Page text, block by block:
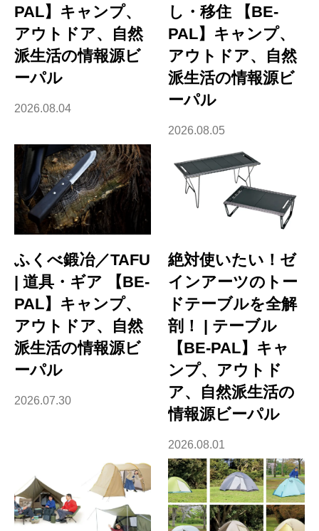
PAL】キャンプ、
アウトドア、自然
派生活の情報源ビ
ーパル
2026.08.04
し・移住 【BE-
PAL】キャンプ、
アウトドア、自然
派生活の情報源ビ
ーパル
2026.08.05
ふくべ鍛冶／TAFU
| 道具・ギア 【BE-
PAL】キャンプ、
アウトドア、自然
派生活の情報源ビ
ーパル
2026.07.30
絶対使いたい！ゼ
インアーツのトー
ドテーブルを全解
剖！ | テーブル
【BE-PAL】キャ
ンプ、アウトド
ア、自然派生活の
情報源ビーパル
2026.08.01